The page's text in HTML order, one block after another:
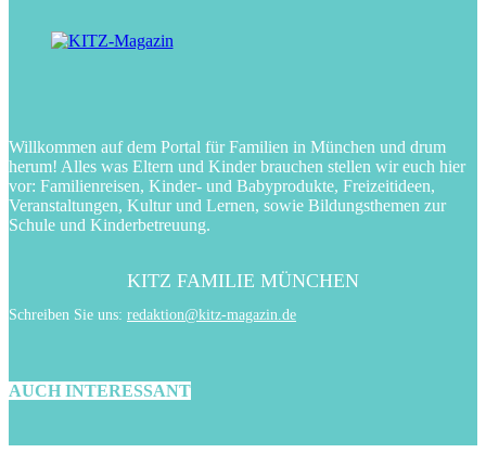
Willkommen auf dem Portal für Familien in München und drum
herum! Alles was Eltern und Kinder brauchen stellen wir euch hier
vor: Familienreisen, Kinder- und Babyprodukte, Freizeitideen,
Veranstaltungen, Kultur und Lernen, sowie Bildungsthemen zur
Schule und Kinderbetreuung.
KITZ FAMILIE MÜNCHEN
Schreiben Sie uns: redaktion@kitz-magazin.de
AUCH INTERESSANT